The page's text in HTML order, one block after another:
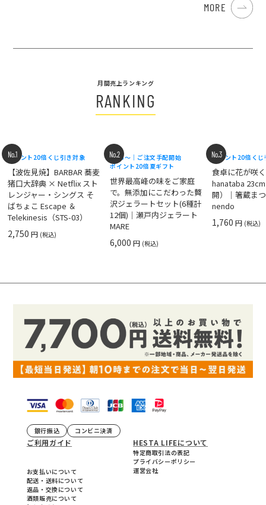
MORE
月間売上ランキング
RANKING
No.1
ポイント20倍 くじ引き対象
【波佐見焼】BARBAR 蕎麦
猪口大辞典 × Netflix スト
レンジャー・シングス そ
ばちょこ Escape ＆
Telekinesis（STS-03）
2,750円 (税込)
No.2
8/18〜｜ご注文手配開始
ポイント20倍 夏ギフト
世界最高峰の味をご家庭
で。無添加にこだわった贅
沢ジェラートセット(6種計
12個)｜瀬戸内ジェラート
MARE
6,000円 (税込)
No.3
ポイント20倍 く
食卓に花が咲
hanataba
開）｜箸蔵ま
nendo
1,760円 (税込)
銀行振込 コンビニ決済
ご利用ガイド
お支払いについて
配送・送料について
返品・交換について
酒類販売について
HESTA LIFEについて
特定商取引法の表記
プライバシーポリシー
運営会社